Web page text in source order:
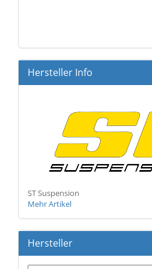
EIN.
Hersteller Info
ST Suspension
Mehr Artikel
Hersteller